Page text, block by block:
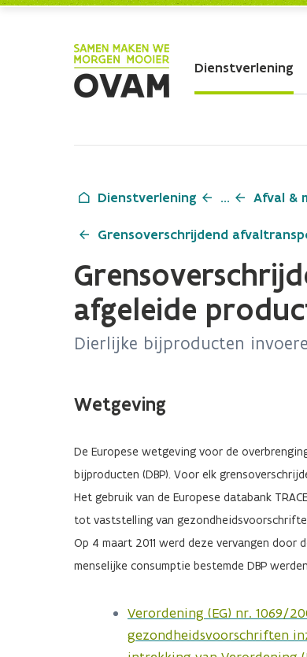
Dienstverlening
Dienstverlening ... Afval &
Grensoverschrijdend
afgeleide
Dierlijke bijproducten
Wetgeving
De Europese wetgeving voor de
bijproducten (DBP). Voor elk
Het gebruik van de Europese databank
tot vaststelling van
Op 4 maart 2011 werd deze vervangen
menselijke consumptie bestemde DBP
Verordening (EG) nr. 1069/
gezondheidsvoorschriften